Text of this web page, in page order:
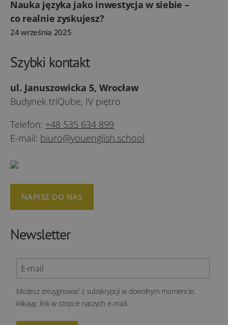
Nauka języka jako inwestycja w siebie –
co realnie zyskujesz?
24 września 2025
Szybki kontakt
ul. Januszowicka 5, Wrocław
Budynek triQube, IV piętro
Telefon: +48 535 634 899
E-mail: biuro@youenglish.school
NAPISZ DO NAS
Newsletter
Możesz zrezygnować z subskrypcji w dowolnym momencie,
klikając link w stopce naszych e-maili.